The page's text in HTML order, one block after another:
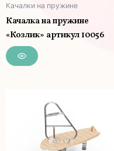
Качалки на пружине
Качалка на пружине
«Козлик» артикул 10056